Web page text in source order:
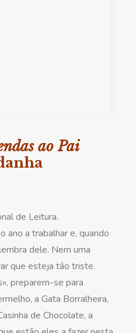
ao Pai
de Leitura.
ano a trabalhar e, quando
dele. Nem uma
que esteja tão triste.
preparem-se para
a Gata Borralheira,
de Chocolate, a